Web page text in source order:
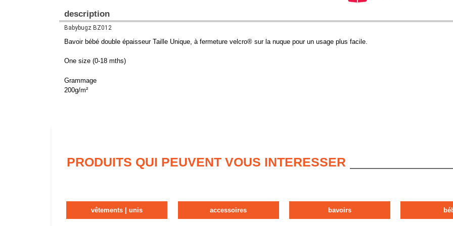
description
Babybugz BZ012
Bavoir bébé double épaisseur Taille Unique, à fermeture velcro® sur la nuque pour un usage plus facile.
One size (0-18 mths)
Grammage
200g/m²
PRODUITS QUI PEUVENT VOUS INTERESSER
vêtements | unis accessoires bavoirs